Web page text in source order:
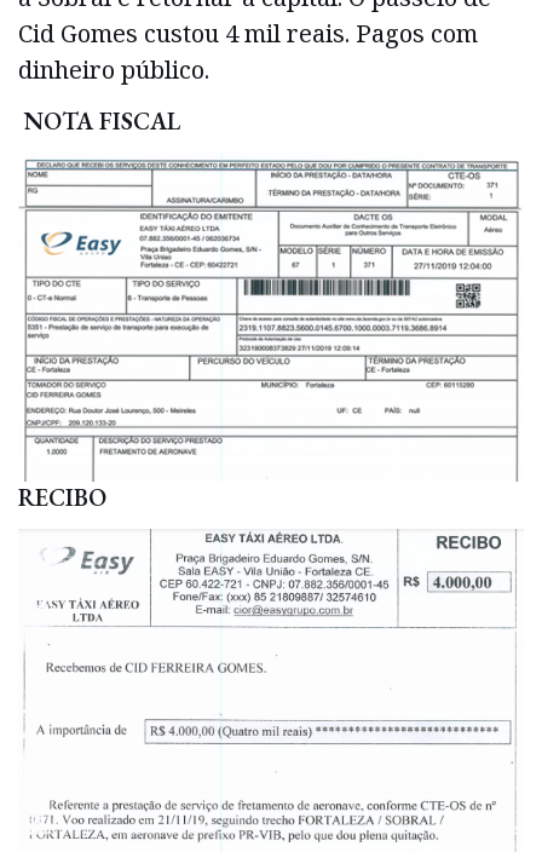
Cid Gomes custou 4 mil reais. Pagos com
dinheiro público.
NOTA FISCAL
RECIBO